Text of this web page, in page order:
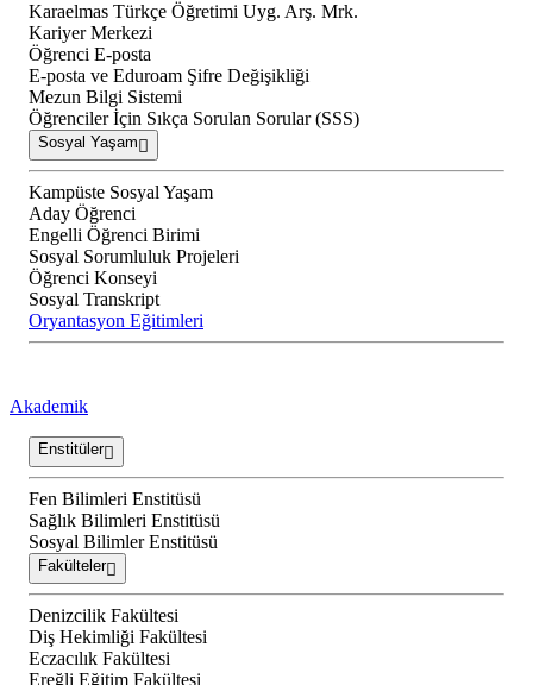
Karaelmas Türkçe Öğretimi Uyg. Arş. Mrk.
Kariyer Merkezi
Öğrenci E-posta
E-posta ve Eduroam Şifre Değişikliği
Mezun Bilgi Sistemi
Öğrenciler İçin Sıkça Sorulan Sorular (SSS)
Sosyal Yaşam
Kampüste Sosyal Yaşam
Aday Öğrenci
Engelli Öğrenci Birimi
Sosyal Sorumluluk Projeleri
Öğrenci Konseyi
Sosyal Transkript
Oryantasyon Eğitimleri
Akademik
Enstitüler
Fen Bilimleri Enstitüsü
Sağlık Bilimleri Enstitüsü
Sosyal Bilimler Enstitüsü
Fakülteler
Denizcilik Fakültesi
Diş Hekimliği Fakültesi
Eczacılık Fakültesi
Ereğli Eğitim Fakültesi